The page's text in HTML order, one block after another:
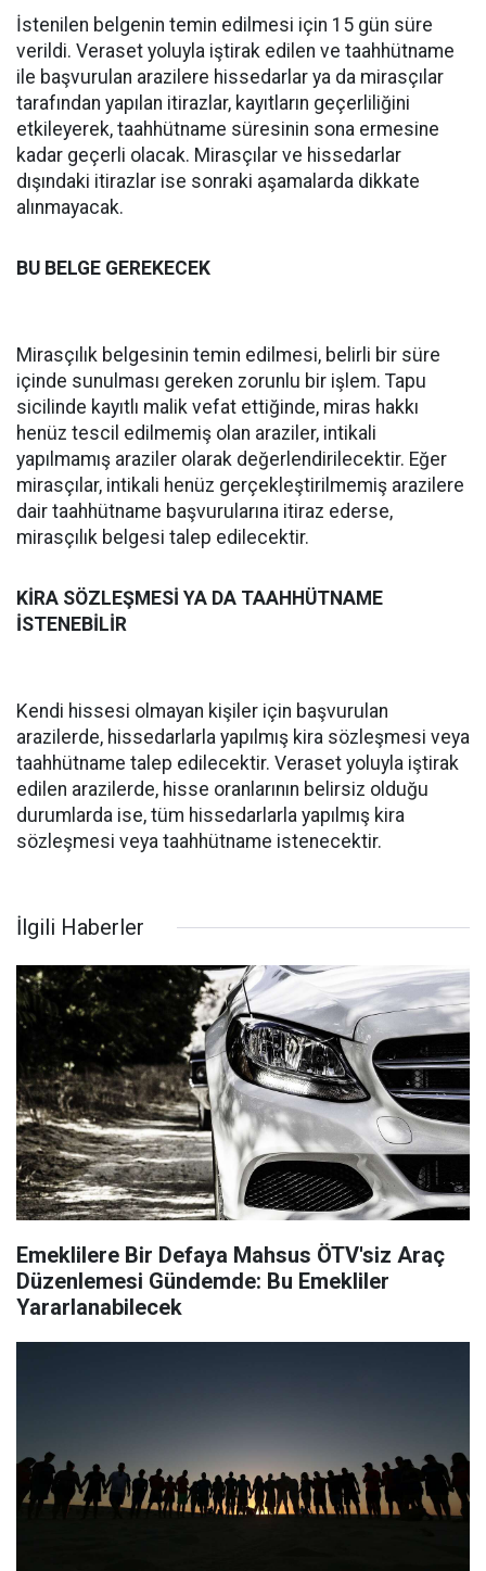
İstenilen belgenin temin edilmesi için 15 gün süre
verildi. Veraset yoluyla iştirak edilen ve taahhütname
ile başvurulan arazilere hissedarlar ya da mirasçılar
tarafından yapılan itirazlar, kayıtların geçerliliğini
etkileyerek, taahhütname süresinin sona ermesine
kadar geçerli olacak. Mirasçılar ve hissedarlar
dışındaki itirazlar ise sonraki aşamalarda dikkate
alınmayacak.
BU BELGE GEREKECEK
Mirasçılık belgesinin temin edilmesi, belirli bir süre
içinde sunulması gereken zorunlu bir işlem. Tapu
sicilinde kayıtlı malik vefat ettiğinde, miras hakkı
henüz tescil edilmemiş olan araziler, intikali
yapılmamış araziler olarak değerlendirilecektir. Eğer
mirasçılar, intikali henüz gerçekleştirilmemiş arazilere
dair taahhütname başvurularına itiraz ederse,
mirasçılık belgesi talep edilecektir.
KİRA SÖZLEŞMESİ YA DA TAAHHÜTNAME
İSTENEBİLİR
Kendi hissesi olmayan kişiler için başvurulan
arazilerde, hissedarlarla yapılmış kira sözleşmesi veya
taahhütname talep edilecektir. Veraset yoluyla iştirak
edilen arazilerde, hisse oranlarının belirsiz olduğu
durumlarda ise, tüm hissedarlarla yapılmış kira
sözleşmesi veya taahhütname istenecektir.
İlgili Haberler
Emeklilere Bir Defaya Mahsus ÖTV'siz Araç
Düzenlemesi Gündemde: Bu Emekliler
Yararlanabilecek